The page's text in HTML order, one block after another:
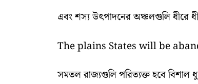
এবং শস্য উৎপাদনের অঞ্চলগুলি ধীরে
The plains States will be
সমতল রাজ্যগুলি পরিত্যক্ত হবে বিশাল